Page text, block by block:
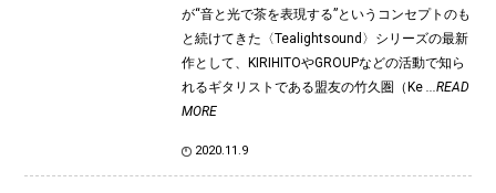
が“音と光で茶を表現する”というコンセプトのも
と続けてきた〈Tealightsound〉シリーズの最新
作として、KIRIHITOやGROUPなどの活動で知ら
れるギタリストである盟友の竹久圏（Ke ...READ
MORE
2020.11.9